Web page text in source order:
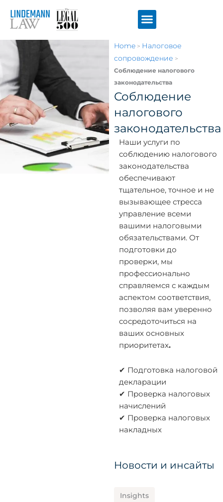
содержимому
Home> Налоговое
сопровождение >
Соблюдение налогового
законодательства
Соблюдение
налогового
законодательства
Наши услуги по
соблюдению налогового
законодательства
обеспечивают
тщательное, точное и не
вызывающее стресса
управление всеми
вашими налоговыми
обязательствами. От
подготовки до
проверки, мы
профессионально
справляемся с каждым
аспектом соответствия,
позволяя вам уверенно
сосредоточиться на
ваших основных
приоритетах.
✔ Подготовка налоговой
декларации
✔ Проверка налоговых
начислений
✔ Проверка налоговых
накладных
Новости и инсайты
Insights